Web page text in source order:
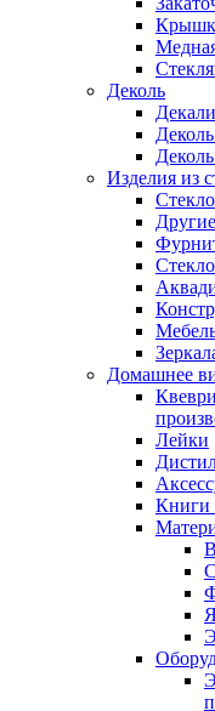
Деколь
Изделия из
Стекло
Домашнее
Лейки
Книги